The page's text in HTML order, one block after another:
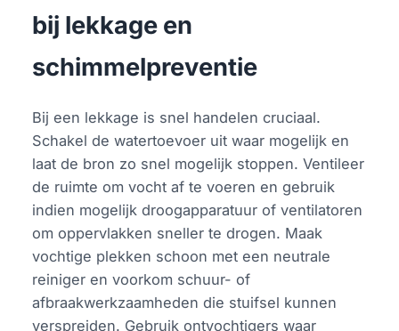
bij lekkage en
schimmelpreventie
Bij een lekkage is snel handelen cruciaal.
Schakel de watertoevoer uit waar mogelijk en
laat de bron zo snel mogelijk stoppen. Ventileer
de ruimte om vocht af te voeren en gebruik
indien mogelijk droogapparatuur of ventilatoren
om oppervlakken sneller te drogen. Maak
vochtige plekken schoon met een neutrale
reiniger en voorkom schuur- of
afbraakwerkzaamheden die stuifsel kunnen
verspreiden. Gebruik ontvochtigers waar